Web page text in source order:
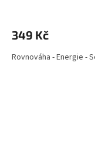
349 Kč
Rovnováha - Energie -